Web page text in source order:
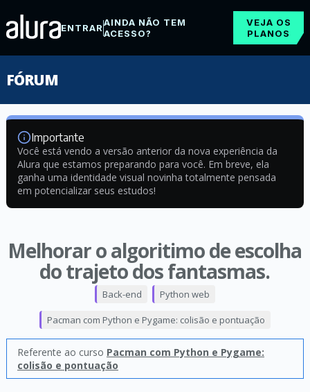
ENTRARAINDA NÃO TEM
ACESSO?
VEJA OS
PLANOS
FÓRUM
Importante
Você está vendo a versão anterior da nova experiência da
Alura que estamos preparando para você. Em breve, ela
ganha uma identidade visual novinha totalmente pensada
em potencializar seus estudos!
Melhorar o algoritimo de escolha
do trajeto dos fantasmas.
Back-end Python web
Pacman com Python e Pygame: colisão e pontuação
Referente ao curso Pacman com Python e Pygame:
colisão e pontuação